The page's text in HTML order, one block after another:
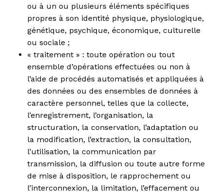
ou à un ou plusieurs éléments spécifiques
propres à son identité physique, physiologique,
génétique, psychique, économique, culturelle
ou sociale ;
« traitement » : toute opération ou tout
ensemble d’opérations effectuées ou non à
l’aide de procédés automatisés et appliquées à
des données ou des ensembles de données à
caractère personnel, telles que la collecte,
l’enregistrement, l’organisation, la
structuration, la conservation, l’adaptation ou
la modification, l’extraction, la consultation,
l’utilisation, la communication par
transmission, la diffusion ou toute autre forme
de mise à disposition, le rapprochement ou
l’interconnexion, la limitation, l’effacement ou